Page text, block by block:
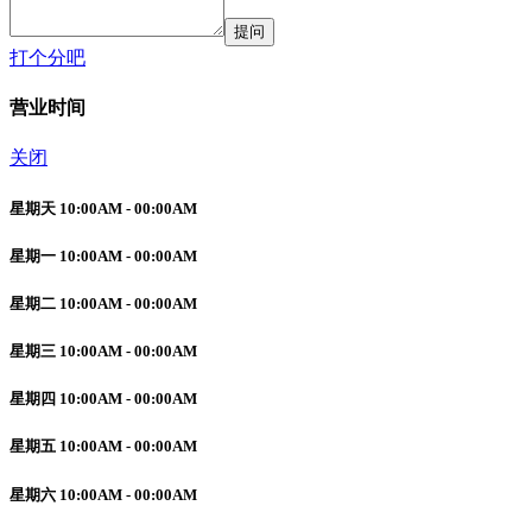
提问
打个分吧
营业时间
关闭
星期天 10:00AM - 00:00AM
星期一 10:00AM - 00:00AM
星期二 10:00AM - 00:00AM
星期三 10:00AM - 00:00AM
星期四 10:00AM - 00:00AM
星期五 10:00AM - 00:00AM
星期六 10:00AM - 00:00AM